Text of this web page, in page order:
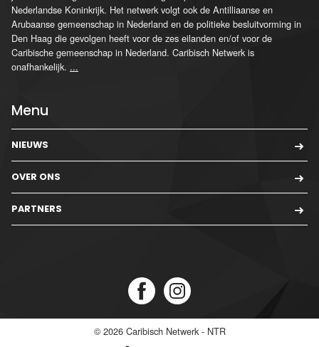
Nederlandse Koninkrijk. Het netwerk volgt ook de Antilliaanse en
Arubaanse gemeenschap in Nederland en de politieke besluitvorming in
Den Haag die gevolgen heeft voor de zes eilanden en/of voor de
Caribische gemeenschap in Nederland. Caribisch Netwerk is
onafhankelijk. ...
Menu
NIEUWS
OVER ONS
PARTNERS
© 2026 Caribisch Netwerk - NTR